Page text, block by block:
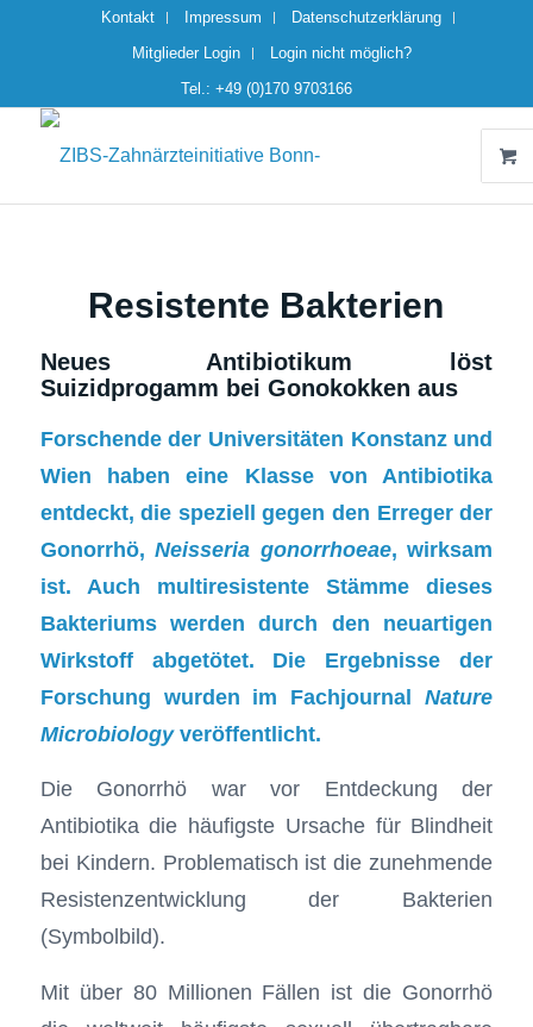
Kontakt Impressum
Datenschutzerklärung
Mitglieder Login
Login nicht möglich?
Tel.: +49 (0)170 9703166
Resistente Bakterien
Neues Antibiotikum löst
Suizidprogamm bei Gonokokken aus
Forschende der Universitäten Konstanz und
Wien haben eine Klasse von Antibiotika
entdeckt, die speziell gegen den Erreger der
Gonorrhö,Neisseria gonorrhoeae, wirksam
ist. Auch multiresistente Stämme dieses
Bakteriums werden durch den neuartigen
Wirkstoff abgetötet. Die Ergebnisse der
Forschung wurden im FachjournalNature
Microbiologyveröffentlicht.
Die Gonorrhö war vor Entdeckung der
Antibiotika die häufigste Ursache für Blindheit
bei Kindern. Problematisch ist die zunehmende
Resistenzentwicklung der Bakterien
(Symbolbild).
Mit über 80 Millionen Fällen ist die Gonorrhö